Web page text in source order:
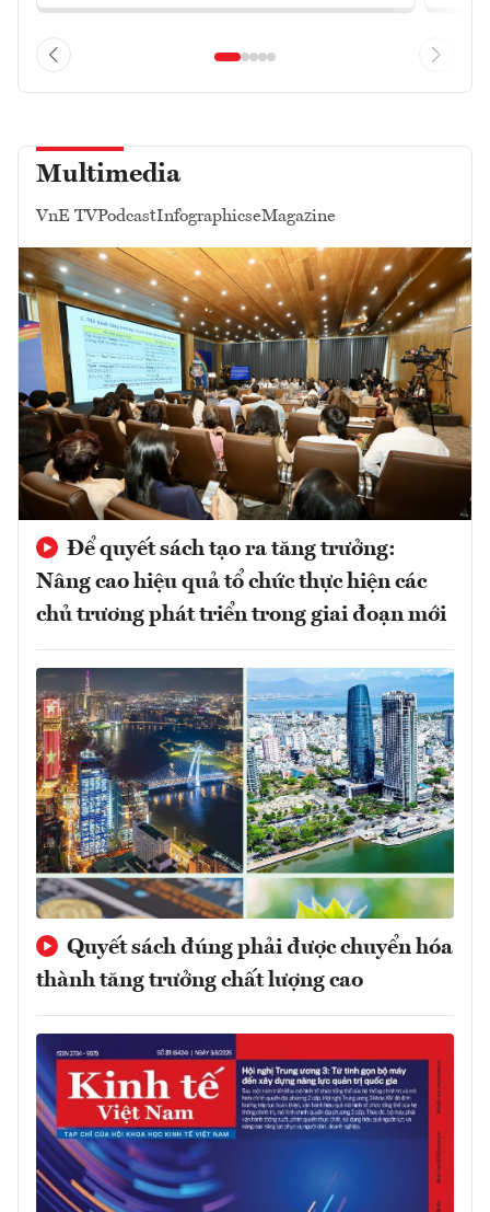
Multimedia
VnE TVPodcastInfographicseMagazine
Để quyết sách tạo ra tăng trưởng:
Nâng cao hiệu quả tổ chức thực hiện các
chủ trương phát triển trong giai đoạn mới
Quyết sách đúng phải được chuyển hóa
thành tăng trưởng chất lượng cao